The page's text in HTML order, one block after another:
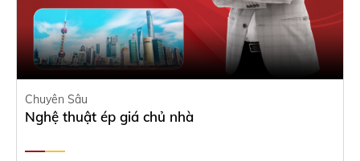
Chuyên Sâu
Nghệ thuật ép giá chủ nhà